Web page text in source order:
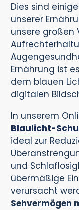
Dies sind
unserer
unsere großen
Ernährung ist
dem blauen
digitalen
In unserem
Blaulicht-
ideal zur
und
übermäßige
verursacht
Sehvermögen